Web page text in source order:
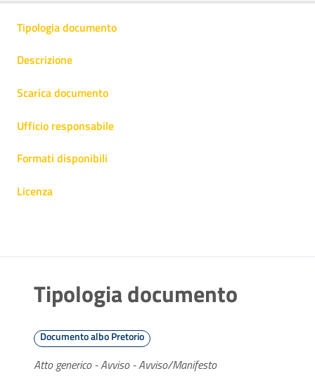
Tipologia documento
Descrizione
Scarica documento
Ufficio responsabile
Formati disponibili
Licenza
Tipologia documento
Documento albo Pretorio
Atto generico - Avviso - Avviso/Manifesto